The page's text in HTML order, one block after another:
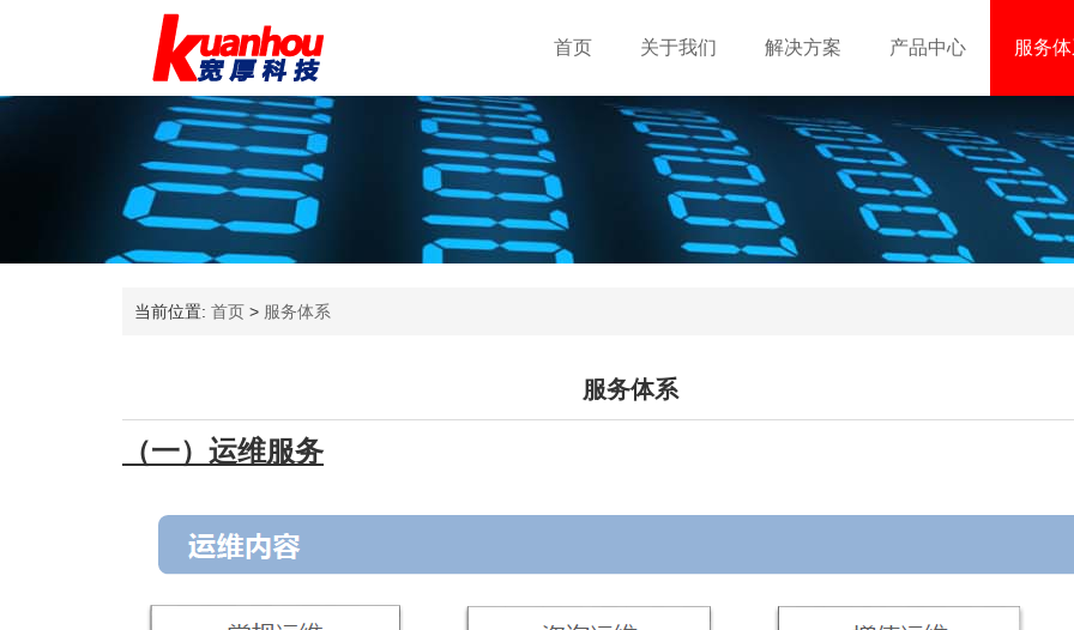
首页 关于我们 解决方案 产品中心 服务
当前位置: 首页 > 服务体系
服务体系
（一）运维服务